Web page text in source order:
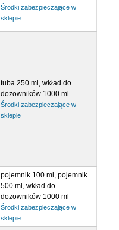
Środki zabezpieczające w
sklepie
tuba 250 ml, wkład do
dozowników 1000 ml
Środki zabezpieczające w
sklepie
pojemnik 100 ml, pojemnik
500 ml, wkład do
dozowników 1000 ml
Środki zabezpieczające w
sklepie